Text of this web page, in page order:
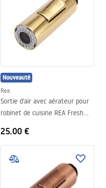
Nouveauté
Rea
Sortie d'air avec aérateur pour
robinet de cuisine REA Fresh
25.00 €